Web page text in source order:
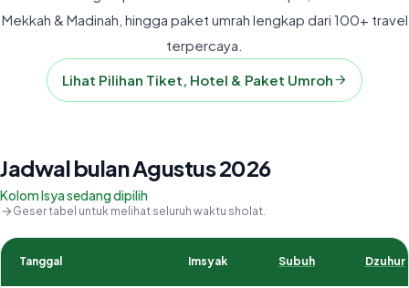
Mekkah & Madinah, hingga paket umrah lengkap dari 100+ travel
terpercaya.
Lihat Pilihan Tiket, Hotel & Paket Umroh
Jadwal bulan Agustus 2026
Kolom Isya sedang dipilih
Geser tabel untuk melihat seluruh waktu sholat.
Tanggal Imsyak Subuh Dzuhur